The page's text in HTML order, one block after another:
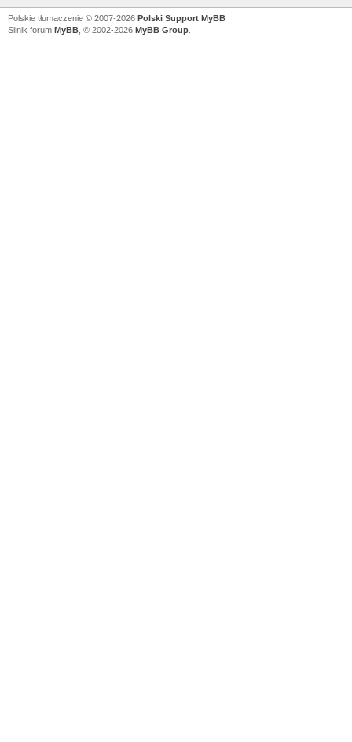
Polskie tłumaczenie © 2007-2026 Polski Support MyBB
Silnik forum MyBB , © 2002-2026 MyBB Group